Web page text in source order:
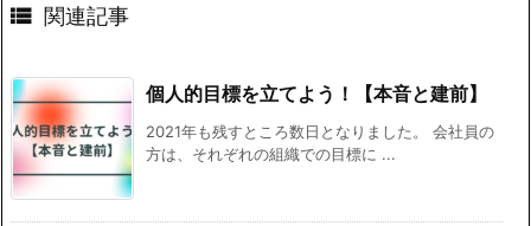
 関連記事
個人的目標を立てよう！【本音と建前】
2021年も残すところ数日となりました。 会社員の
方は、それぞれの組織での目標に ...